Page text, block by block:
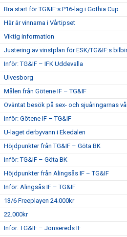
Bra start för TG&IF:s P16-lag i Gothia Cup
Här är vinnarna i Vårtipset
Viktig information
Justering av vinstplan för ESK/TG&IF:s
Inför: TG&IF – IFK Uddevalla
Ulvesborg
Målen från Götene IF – TG&IF
Oväntat besök på sex- och sjuåringarnas
Inför: Götene IF – TG&IF
U-laget derbyvann i Ekedalen
Höjdpunkter från TG&IF – Göta BK
Inför: TG&IF – Göta BK
Höjdpunkter från Alingsås IF – TG&IF
Inför: Alingsås IF – TG&IF
13/6 Freeplayen 24.000kr
22.000kr
Inför: TG&IF – Jonsereds IF